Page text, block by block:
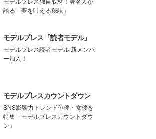
語る「夢を叶える秘訣」
モデルプレス「読者モデル」
モデルプレス読者モデル 新メンバ
ー加入！
モデルプレスカウントダウン
SNS影響力トレンド俳優・女優を
特集「モデルプレスカウントダウ
ン」